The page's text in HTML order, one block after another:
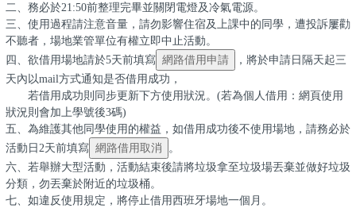
二、務必於21:50前整理完畢並關閉電燈及冷氣電源。
三、使用過程請注意音量，請勿影響住宿及上課中的同學，遭投訴屢勸
不聽者，場地業管單位有權立即中止活動。
四、欲借用場地請於5天前填寫
，將於申請日隔天起三
天內以mail方式通知是否借用成功，
若借用成功則同步更新下方使用狀況。(若為個人借用：網頁使用
狀況則會加上學號後3碼)
五、為維護其他同學使用的權益，如借用成功後不使用場地，請務必於
活動日2天前填寫
。
六、 若舉辦大型活動，活動結束後請將垃圾拿至垃圾場丟棄並做好垃圾
分類，勿丟棄於附近的垃圾桶。
七、如違反使用規定，將停止借用西班牙場地一個月。